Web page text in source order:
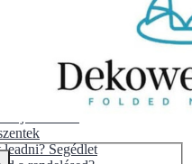
Segédlet